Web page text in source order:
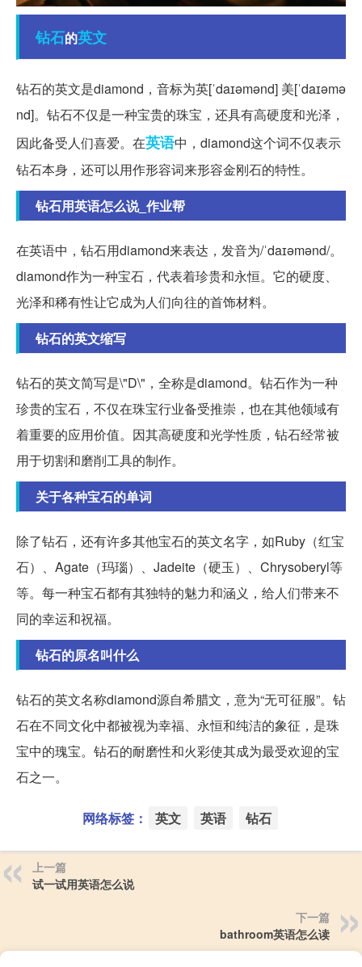
钻石的英文
钻石的英文是diamond，音标为英[ˈdaɪəmənd] 美[ˈdaɪəmə
nd]。钻石不仅是一种宝贵的珠宝，还具有高硬度和光泽，
因此备受人们喜爱。在英语中，diamond这个词不仅表示
钻石本身，还可以用作形容词来形容金刚石的特性。
钻石用英语怎么说_作业帮
在英语中，钻石用diamond来表达，发音为/ˈdaɪəmənd/。
diamond作为一种宝石，代表着珍贵和永恒。它的硬度、
光泽和稀有性让它成为人们向往的首饰材料。
钻石的英文缩写
钻石的英文简写是\"D\"，全称是diamond。钻石作为一种
珍贵的宝石，不仅在珠宝行业备受推崇，也在其他领域有
着重要的应用价值。因其高硬度和光学性质，钻石经常被
用于切割和磨削工具的制作。
关于各种宝石的单词
除了钻石，还有许多其他宝石的英文名字，如Ruby（红宝
石）、Agate（玛瑙）、Jadeite（硬玉）、Chrysoberyl等
等。每一种宝石都有其独特的魅力和涵义，给人们带来不
同的幸运和祝福。
钻石的原名叫什么
钻石的英文名称diamond源自希腊文，意为“无可征服”。钻
石在不同文化中都被视为幸福、永恒和纯洁的象征，是珠
宝中的瑰宝。钻石的耐磨性和火彩使其成为最受欢迎的宝
石之一。
网络标签： 英文 英语 钻石
上一篇
试一试用英语怎么说
下一篇
bathroom英语怎么读